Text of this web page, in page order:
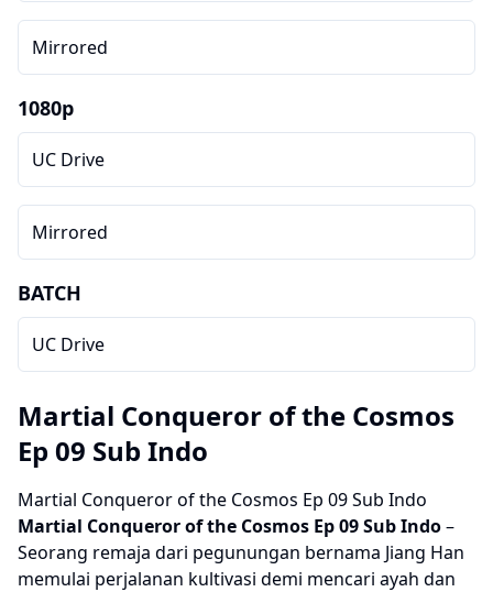
Mirrored
1080p
UC Drive
Mirrored
BATCH
UC Drive
Martial Conqueror of the Cosmos
Ep 09 Sub Indo
Martial Conqueror of the Cosmos Ep 09 Sub Indo
Martial Conqueror of the Cosmos Ep 09 Sub Indo–
Seorang remaja dari pegunungan bernama Jiang Han
memulai perjalanan kultivasi demi mencari ayah dan